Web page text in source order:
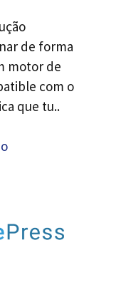
de forma
motor de
com o
que tu..